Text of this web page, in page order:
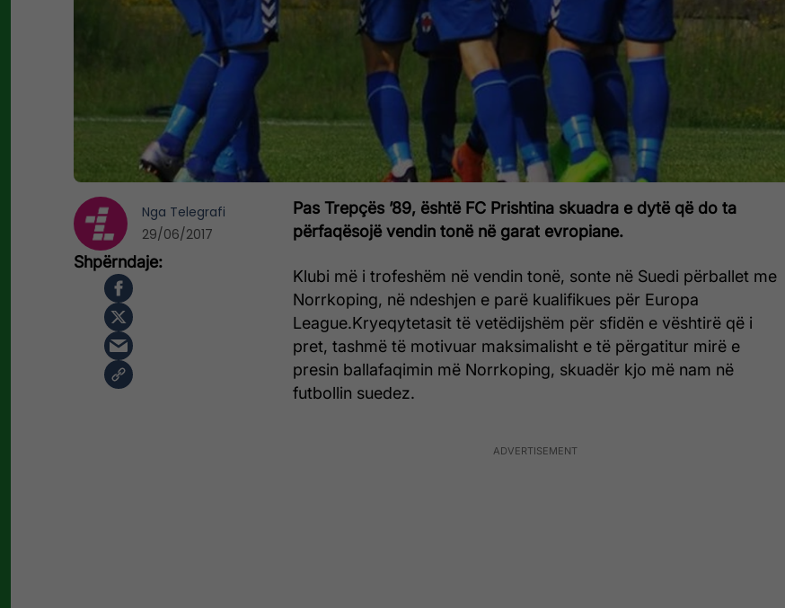
Pas Trepçës ’89, është FC Prishtina skuadra e dytë që do ta
përfaqësojë vendin tonë në garat evropiane.
Klubi më i trofeshëm në vendin tonë, sonte në Suedi përballet me
Norrkoping, në ndeshjen e parë kualifikues për Europa
League.Kryeqytetasit të vetëdijshëm për sfidën e vështirë që i
pret, tashmë të motivuar maksimalisht e të përgatitur mirë e
presin ballafaqimin më Norrkoping, skuadër kjo më nam në
futbollin suedez.
Nga Telegrafi
29/06/2017